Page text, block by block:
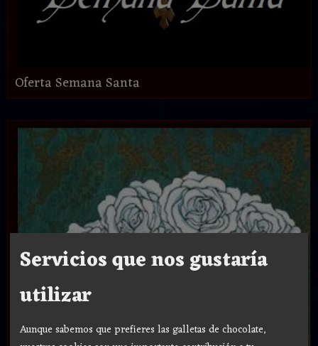
Oferta Semana Santa
Servicios que nos gustaría
utilizar
Aunque sabemos que prefieres las galletas de chocolate,